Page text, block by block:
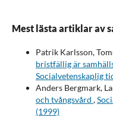
Mest lästa artiklar av
Patrik Karlsson,
bristfällig är
Socialvetenskaplig
Anders Bergmark,
och tvångsvård ,
(1999)